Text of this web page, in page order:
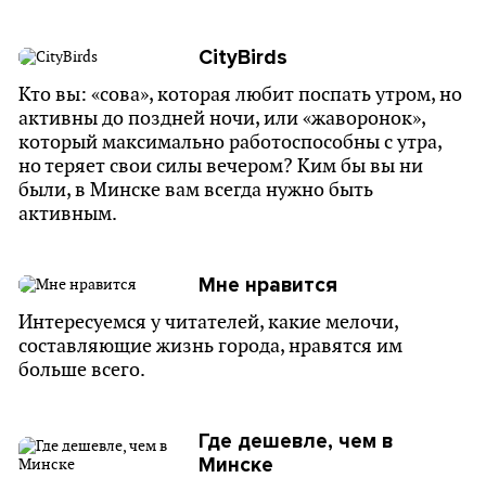
CityBirds
Кто вы: «сова», которая любит поспать утром, но
активны до поздней ночи, или «жаворонок»,
который максимально работоспособны с утра,
но теряет свои силы вечером? Ким бы вы ни
были, в Минске вам всегда нужно быть
активным.
Мне нравится
Интересуемся у читателей, какие мелочи,
составляющие жизнь города, нравятся им
больше всего.
Где дешевле, чем в
Минске